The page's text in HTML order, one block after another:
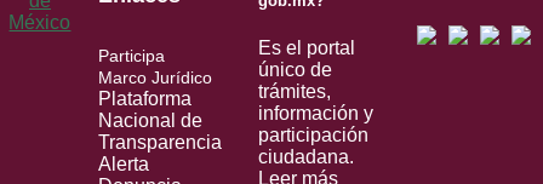
Participa
Marco Jurídico
Plataforma
Nacional de
Transparencia
Alerta
Es el portal
único de
trámites,
información y
participación
ciudadana.
Leer más